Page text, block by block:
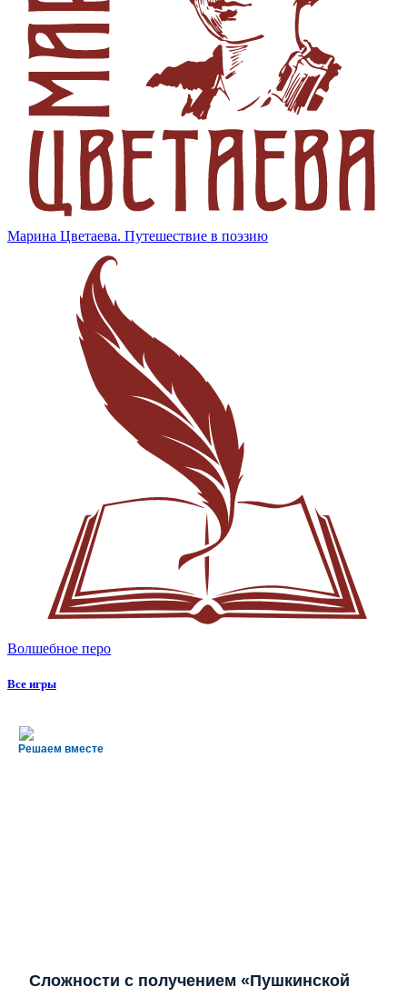
Марина Цветаева. Путешествие в поэзию
Волшебное перо
Все игры
Решаем вместе
Сложности с получением «Пушкинской